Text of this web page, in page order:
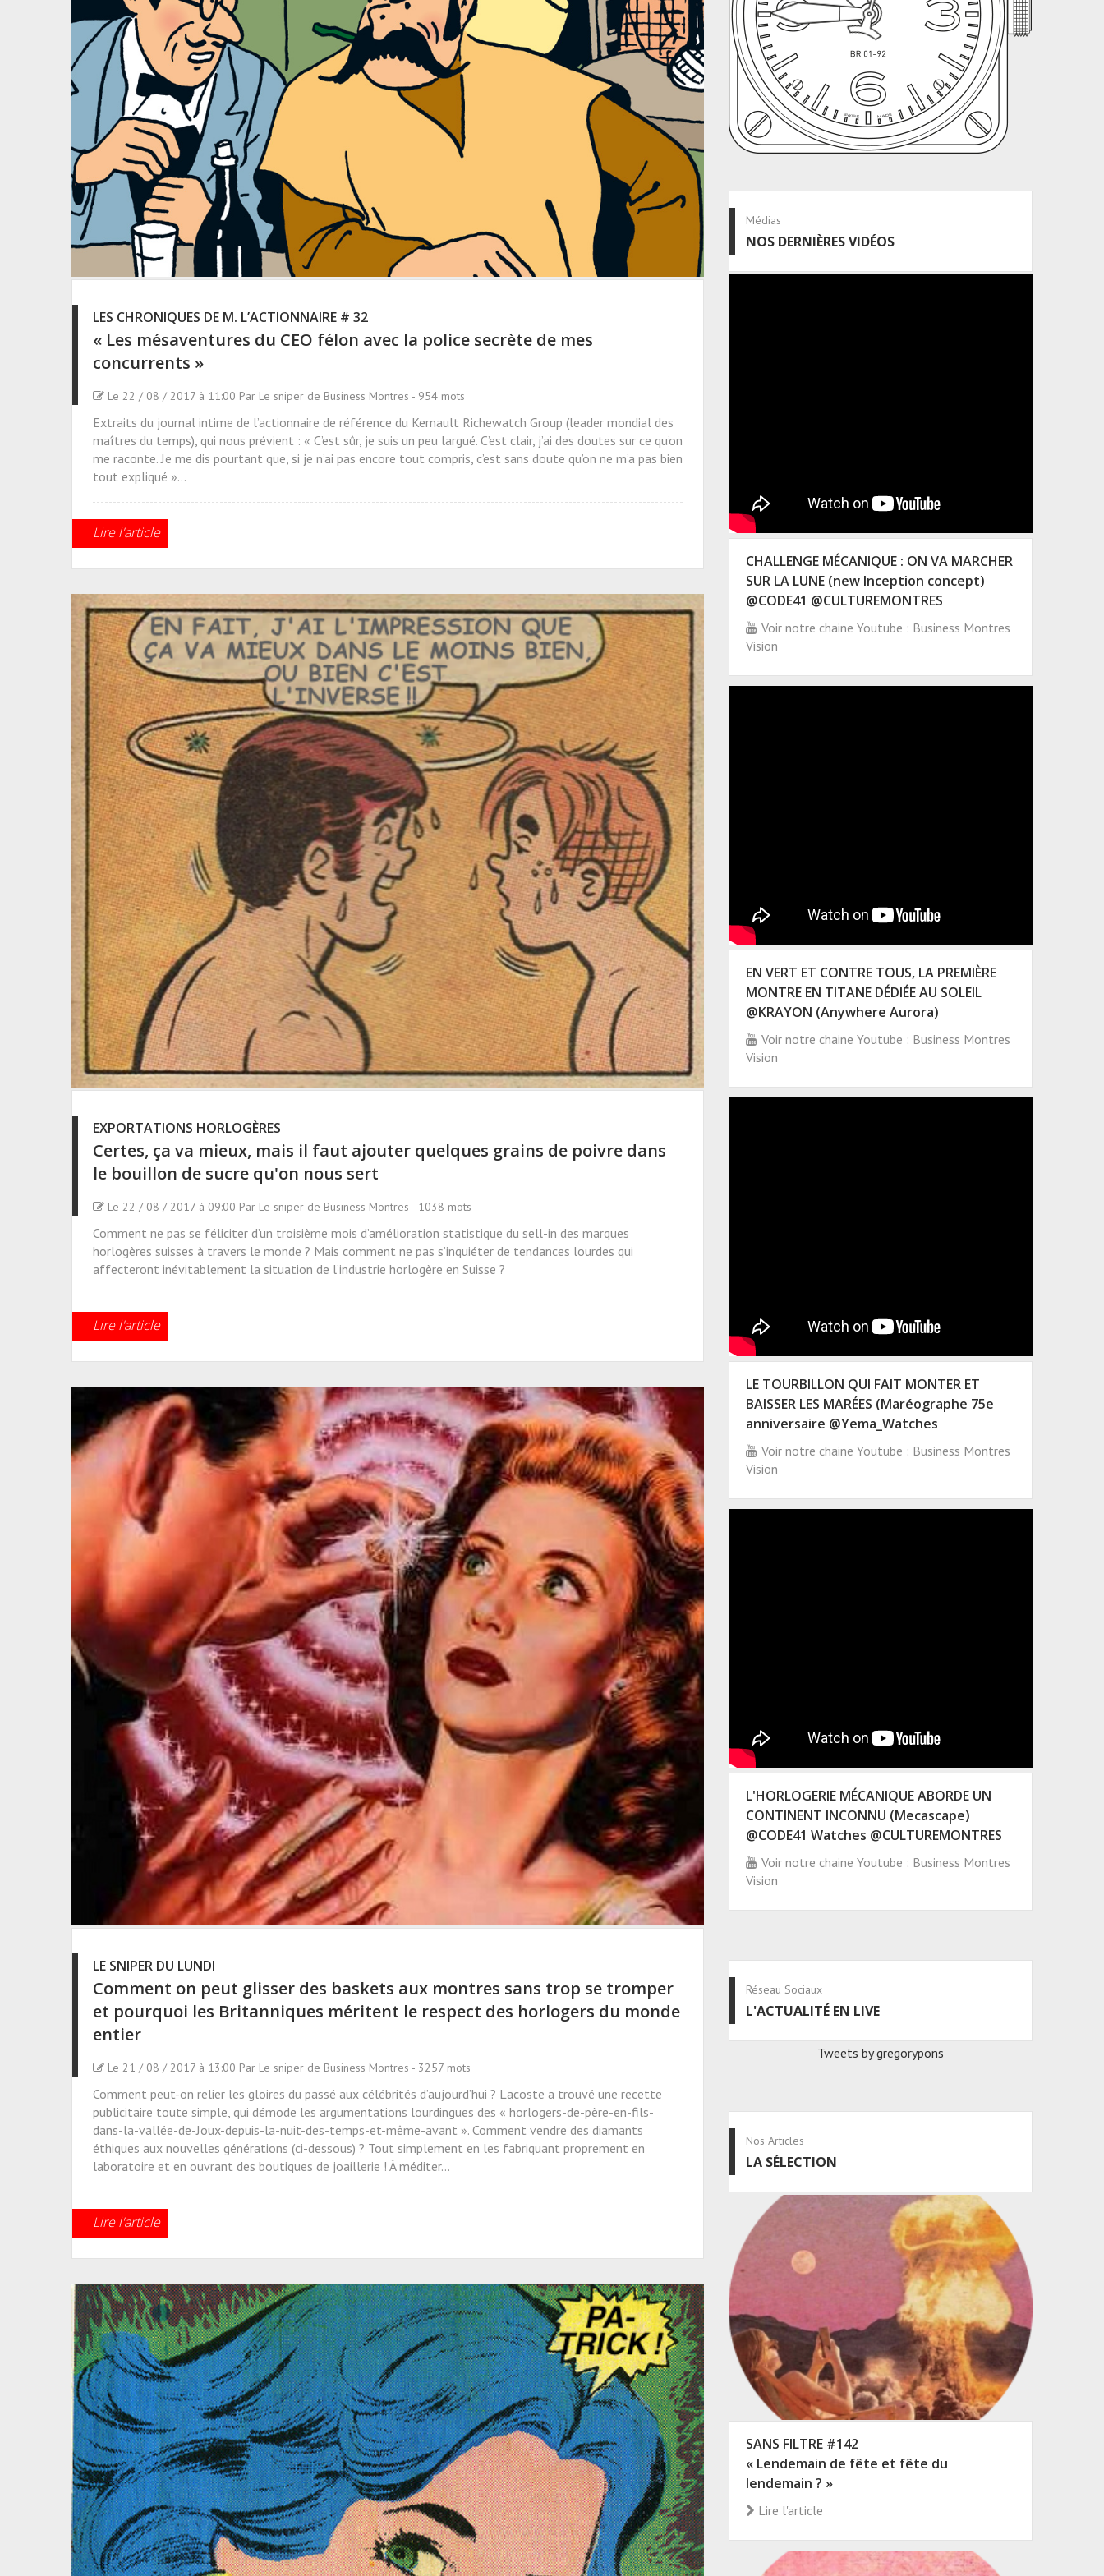
LES CHRONIQUES DE M. L’ACTIONNAIRE # 32
« Les mésaventures du CEO félon avec la police secrète de mes
concurrents »
Le 22 / 08 / 2017 à 11:00 Par Le sniper de Business Montres - 954 mots
Extraits du journal intime de l’actionnaire de référence du Kernault Richewatch Group (leader mondial des
maîtres du temps), qui nous prévient : « C’est sûr, je suis un peu largué. C’est clair, j’ai des doutes sur ce qu’on
me raconte. Je me dis pourtant que, si je n’ai pas encore tout compris, c’est sans doute qu’on ne m’a pas bien
tout expliqué »…
Lire l'article
EXPORTATIONS HORLOGÈRES
Certes, ça va mieux, mais il faut ajouter quelques grains de poivre dans
le bouillon de sucre qu'on nous sert
Le 22 / 08 / 2017 à 09:00 Par Le sniper de Business Montres - 1038 mots
Comment ne pas se féliciter d’un troisième mois d’amélioration statistique du sell-in des marques
horlogères suisses à travers le monde ? Mais comment ne pas s’inquiéter de tendances lourdes qui
affecteront inévitablement la situation de l’industrie horlogère en Suisse ?
Lire l'article
LE SNIPER DU LUNDI
Comment on peut glisser des baskets aux montres sans trop se tromper
et pourquoi les Britanniques méritent le respect des horlogers du monde
entier
Le 21 / 08 / 2017 à 13:00 Par Le sniper de Business Montres - 3257 mots
Comment peut-on relier les gloires du passé aux célébrités d’aujourd’hui ? Lacoste a trouvé une recette
publicitaire toute simple, qui démode les argumentations lourdingues des « horlogers-de-père-en-fils-
dans-la-vallée-de-Joux-depuis-la-nuit-des-temps-et-même-avant ». Comment vendre des diamants
éthiques aux nouvelles générations (ci-dessous) ? Tout simplement en les fabriquant proprement en
laboratoire et en ouvrant des boutiques de joaillerie ! À méditer…
Lire l'article
Médias
NOS DERNIÈRES VIDÉOS
CHALLENGE MÉCANIQUE : ON VA MARCHER
SUR LA LUNE (new Inception concept)
@CODE41 @CULTUREMONTRES
Voir notre chaine Youtube : Business Montres
Vision
EN VERT ET CONTRE TOUS, LA PREMIÈRE
MONTRE EN TITANE DÉDIÉE AU SOLEIL
@KRAYON (Anywhere Aurora)
Voir notre chaine Youtube : Business Montres
Vision
LE TOURBILLON QUI FAIT MONTER ET
BAISSER LES MARÉES (Maréographe 75e
anniversaire @Yema_Watches
Voir notre chaine Youtube : Business Montres
Vision
L'HORLOGERIE MÉCANIQUE ABORDE UN
CONTINENT INCONNU (Mecascape)
@CODE41 Watches @CULTUREMONTRES
Voir notre chaine Youtube : Business Montres
Vision
Réseau Sociaux
L'ACTUALITÉ EN LIVE
Tweets by gregorypons
Nos Articles
LA SÉLECTION
SANS FILTRE #142
« Lendemain de fête et fête du
lendemain ? »
Lire l'article